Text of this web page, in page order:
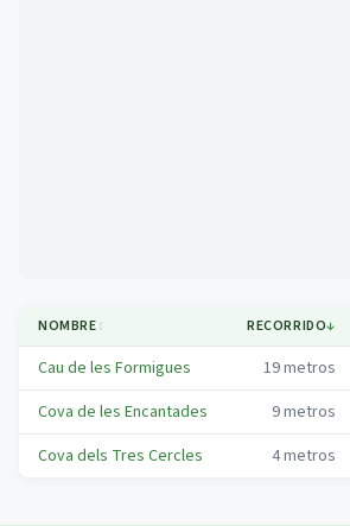
NOMBRE↕ RECORRIDO↓
Cau de les Formigues 19metros
Cova de les Encantades
9metros
Cova dels Tres Cercles
4metros